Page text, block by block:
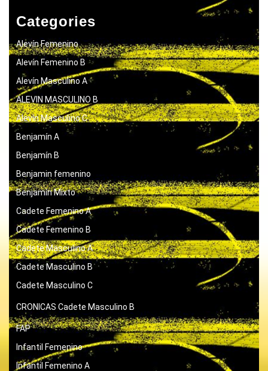
Categories
Alevín Femenino
Alevín Femenino B
Alevín Masculino A
ALEVIN MASCULINO B
Alevín Masculino C
Benjamín A
Benjamín B
Benjamin femenino
Benjamín Mixto
Cadete Femenino A
Cadete Femenino B
Cadete Masculino A
Cadete Masculino B
Cadete Masculino C
CRONICAS Cadete Masculino B
FAP
Infantil Femenino
Infantil Femenino A